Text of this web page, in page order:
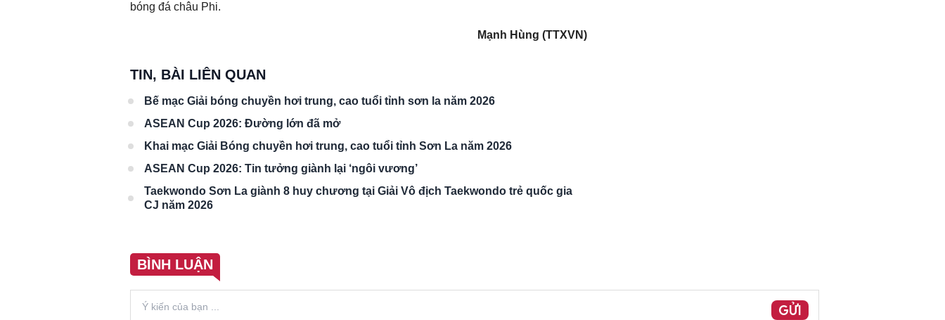
bóng đá châu Phi.
Mạnh Hùng (TTXVN)
TIN, BÀI LIÊN QUAN
Bế mạc Giải bóng chuyền hơi trung, cao tuổi tỉnh sơn la năm 2026
ASEAN Cup 2026: Đường lớn đã mở
Khai mạc Giải Bóng chuyền hơi trung, cao tuổi tỉnh Sơn La năm 2026
ASEAN Cup 2026: Tin tưởng giành lại ‘ngôi vương’
Taekwondo Sơn La giành 8 huy chương tại Giải Vô địch Taekwondo trẻ quốc gia
CJ năm 2026
BÌNH LUẬN
GỬI